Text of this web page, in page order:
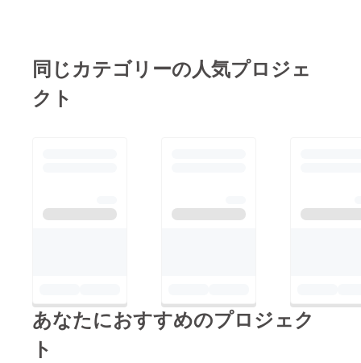
同じカテゴリーの人気プロジェ
クト
あなたにおすすめのプロジェク
ト